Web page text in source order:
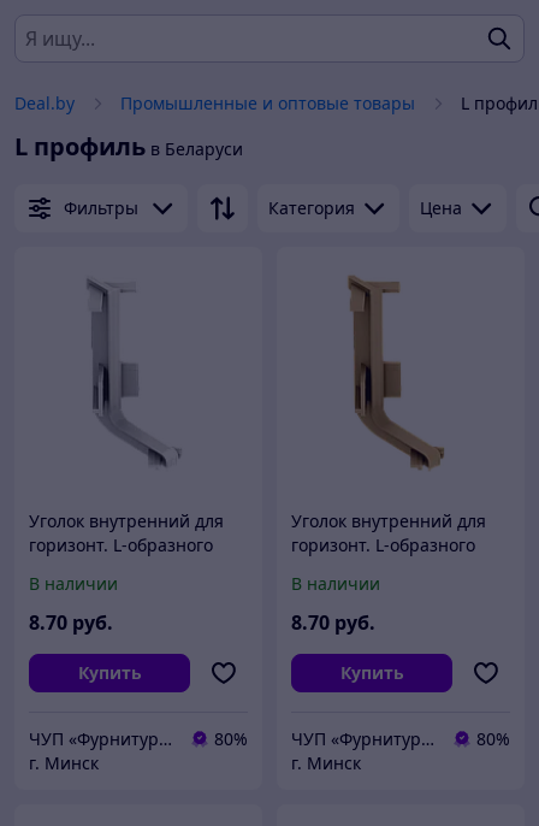
Deal.by Промышленные и оптовые товары L
L профиль в Беларуси
Фильтры Категория Цена
Уголок внутренний для
горизонт. L-образного
В наличии
8.70 руб.
Купить
ЧУП «Фурнитурка-бай»
80%
г. Минск
Уголок внутренний для
горизонт. L-образного
В наличии
8.70 руб.
Купить
ЧУП «Фурнитурка-бай»
80%
г. Минск